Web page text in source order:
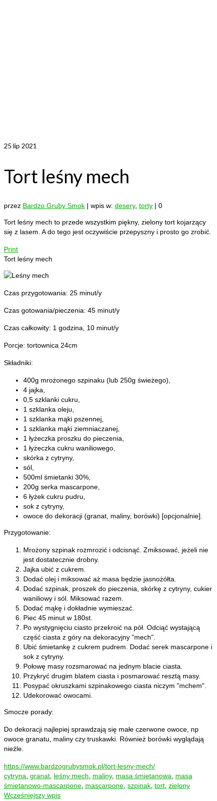
25 lip 2021
Tort leśny mech
przez Bardzo Gruby Smok | wpis w: desery, torty | 0
Tort leśny mech to przede wszystkim piękny, zielony tort kojarzący
się z lasem. A do tego jest oczywiście przepyszny i prosto go zrobić.
Print
Tort leśny mech
Czas przygotowania: 25 minut/y
Czas gotowania/pieczenia: 45 minut/y
Czas całkowity: 1 godzina, 10 minut/y
Porcje: tortownica 24cm
Składniki:
400g mrożonego szpinaku (lub 250g świeżego),
4 jajka,
0,5 szklanki cukru,
1 szklanka oleju,
1 szklanka mąki pszennej,
1 szklanka mąki ziemniaczanej,
1 łyżeczka proszku do pieczenia,
1 łyżeczka cukru waniliowego,
skórka z cytryny,
sól,
500ml śmietanki 30%,
200g serka mascarpone,
6 łyżek cukru pudru,
sok z cytryny,
owoce do dekoracji (granat, maliny, borówki) [opcjonalnie].
Przygotowanie:
Mrożony szpinak rozmrozić i odcisnąć. Zmiksować, jeżeli nie
jest dostatecznie drobny.
Jajka ubić z cukrem.
Dodać olej i miksować aż masa będzie jasnożółta.
Dodać szpinak, proszek do pieczenia, skórkę z cytryny, cukier
waniliowy i sól. Miksować razem.
Dodać mąkę i dokładnie wymieszać.
Piec 45 minut w 180st.
Po wystygnięciu ciasto przekroić na pół. Odciąć wystającą
część ciasta z góry na dekoracyjny "mech".
Ubić śmietankę z cukrem pudrem. Dodać serek mascarpone i
sok z cytryny.
Połowę masy rozsmarować na jednym blacie ciasta.
Przykryć drugim blatem ciasta i posmarować resztą masy.
Posypać okruszkami szpinakowego ciasta niczym "mchem".
Udekorować owocami.
Smocze porady:
Do dekoracji najlepiej sprawdzają się małe czerwone owoce, np
owoce granatu, maliny czy truskawki. Również borówki wyglądają
nieźle.
https://www.bardzogrubysmok.pl/tort-lesny-mech/
cytryna granat leśny mech maliny, masa śmietanowa
masa
śmietanowo-mascarpone mascarpone szpinak tort zielony
Wcześniejszy wpis